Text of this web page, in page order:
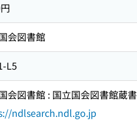
会図書館
L5
会図書館 : 国立国会図書館蔵書
ndlsearch.ndl.go.jp